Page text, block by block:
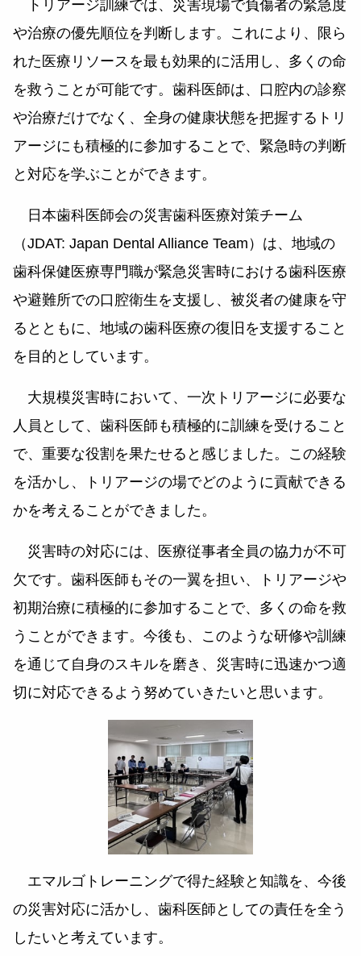
トリアージ訓練では、災害現場で負傷者の緊急度
や治療の優先順位を判断します。これにより、限ら
れた医療リソースを最も効果的に活用し、多くの命
を救うことが可能です。歯科医師は、口腔内の診察
や治療だけでなく、全身の健康状態を把握するトリ
アージにも積極的に参加することで、緊急時の判断
と対応を学ぶことができます。
日本歯科医師会の災害歯科医療対策チーム
（JDAT: Japan Dental Alliance Team）は、地域の
歯科保健医療専門職が緊急災害時における歯科医療
や避難所での口腔衛生を支援し、被災者の健康を守
るとともに、地域の歯科医療の復旧を支援すること
を目的としています。
大規模災害時において、一次トリアージに必要な
人員として、歯科医師も積極的に訓練を受けること
で、重要な役割を果たせると感じました。この経験
を活かし、トリアージの場でどのように貢献できる
かを考えることができました。
災害時の対応には、医療従事者全員の協力が不可
欠です。歯科医師もその一翼を担い、トリアージや
初期治療に積極的に参加することで、多くの命を救
うことができます。今後も、このような研修や訓練
を通じて自身のスキルを磨き、災害時に迅速かつ適
切に対応できるよう努めていきたいと思います。
エマルゴトレーニングで得た経験と知識を、今後
の災害対応に活かし、歯科医師としての責任を全う
したいと考えています。